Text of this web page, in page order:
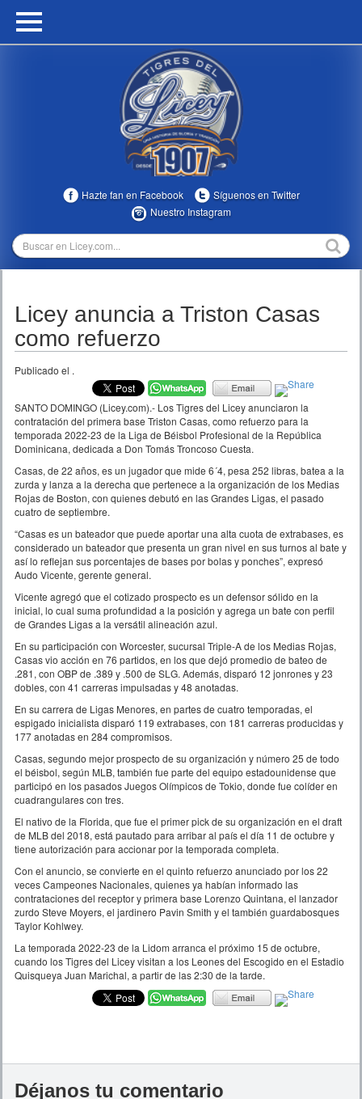
HOME
MULTIMEDIA
TEMPORADAS
Hazte fan en Facebook
Síguenos en Twitter
Nuestro Instagram
Licey anuncia a Triston Casas
como refuerzo
Publicado el .
SANTO DOMINGO (Licey.com).- Los Tigres del Licey anunciaron la
contratación del primera base Triston Casas, como refuerzo para la
temporada 2022-23 de la Liga de Béisbol Profesional de la República
Dominicana, dedicada a Don Tomás Troncoso Cuesta.
Casas, de 22 años, es un jugador que mide 6´4, pesa 252 libras, batea a la
zurda y lanza a la derecha que pertenece a la organización de los Medias
Rojas de Boston, con quienes debutó en las Grandes Ligas, el pasado
cuatro de septiembre.
“Casas es un bateador que puede aportar una alta cuota de extrabases, es
considerado un bateador que presenta un gran nivel en sus turnos al bate y
así lo reflejan sus porcentajes de bases por bolas y ponches”, expresó
Audo Vicente, gerente general.
Vicente agregó que el cotizado prospecto es un defensor sólido en la
inicial, lo cual suma profundidad a la posición y agrega un bate con perfil
de Grandes Ligas a la versátil alineación azul.
En su participación con Worcester, sucursal Triple-A de los Medias Rojas,
Casas vio acción en 76 partidos, en los que dejó promedio de bateo de
.281, con OBP de .389 y .500 de SLG. Además, disparó 12 jonrones y 23
dobles, con 41 carreras impulsadas y 48 anotadas.
En su carrera de Ligas Menores, en partes de cuatro temporadas, el
espigado inicialista disparó 119 extrabases, con 181 carreras producidas y
177 anotadas en 284 compromisos.
Casas, segundo mejor prospecto de su organización y número 25 de todo
el béisbol, según MLB, también fue parte del equipo estadounidense que
participó en los pasados Juegos Olímpicos de Tokio, donde fue colíder en
cuadrangulares con tres.
El nativo de la Florida, que fue el primer pick de su organización en el draft
de MLB del 2018, está pautado para arribar al país el día 11 de octubre y
tiene autorización para accionar por la temporada completa.
Con el anuncio, se convierte en el quinto refuerzo anunciado por los 22
veces Campeones Nacionales, quienes ya habían informado las
contrataciones del receptor y primera base Lorenzo Quintana, el lanzador
zurdo Steve Moyers, el jardinero Pavin Smith y el también guardabosques
Taylor Kohlwey.
La temporada 2022-23 de la Lidom arranca el próximo 15 de octubre,
cuando los Tigres del Licey visitan a los Leones del Escogido en el Estadio
Quisqueya Juan Marichal, a partir de las 2:30 de la tarde.
Déjanos tu comentario